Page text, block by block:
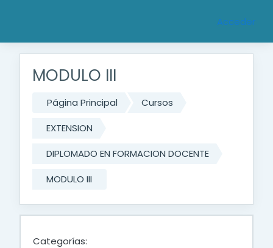
Acceder
MODULO III
Página Principal
Cursos
EXTENSION
DIPLOMADO EN FORMACION DOCENTE
MODULO III
Categorías: